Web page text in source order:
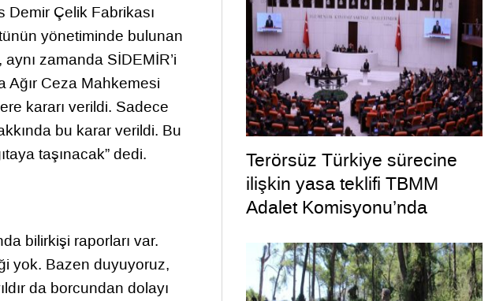
Demir Çelik Fabrikası
yönetiminde bulunan
zamanda SİDEMİR’i
Ağır Ceza Mahkemesi
kararı verildi. Sadece
bu karar verildi. Bu
taşınacak” dedi.
bilirkişi raporları var.
yok. Bazen duyuyoruz,
da borcundan dolayı
Terörsüz Türkiye sürecine
ilişkin yasa teklifi TBMM
Adalet Komisyonu’nda